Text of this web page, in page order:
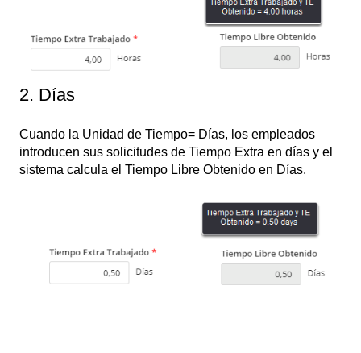
2. Días
Cuando la Unidad de Tiempo= Días, los empleados
introducen sus solicitudes de Tiempo Extra en días y el
sistema calcula el Tiempo Libre Obtenido en Días.